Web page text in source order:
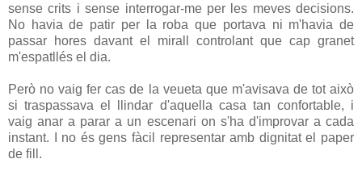
sense crits i sense interrogar-me per les meves decisions.
No havia de patir per la roba que portava ni m'havia de
passar hores davant el mirall controlant que cap granet
m'espatllés el dia.
Però no vaig fer cas de la veueta que m'avisava de tot això
si traspassava el llindar d'aquella casa tan confortable, i
vaig anar a parar a un escenari on s'ha d'improvar a cada
instant. I no és gens fàcil representar amb dignitat el paper
de fill.